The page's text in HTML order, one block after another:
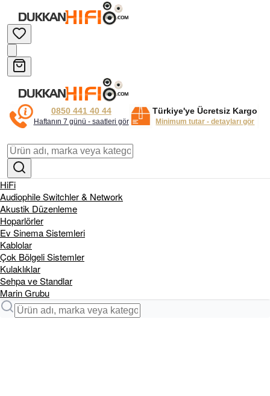
0850 441 40 44
Haftanın 7 günü - saatleri gör
Türkiye'ye Ücretsiz Kargo
Minimum tutar - detayları gör
HiFi
Audiophile Switchler & Network
Akustik Düzenleme
Hoparlörler
Ev Sinema Sistemleri
Kablolar
Çok Bölgeli Sistemler
Kulaklıklar
Sehpa ve Standlar
Marin Grubu